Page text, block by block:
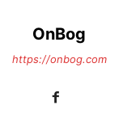
OnBog
https://onbog.com